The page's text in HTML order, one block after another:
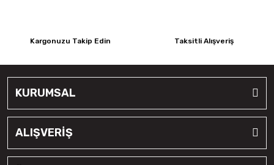
Kargonuzu Takip Edin Taksitli Alışveriş
KURUMSAL
ALIŞVERİŞ